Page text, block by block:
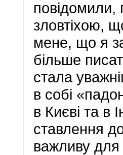
повідомили,
зловтіхою,
мене, що я
більше
стала
в собі
в Києві та в
ставлення
важливу для